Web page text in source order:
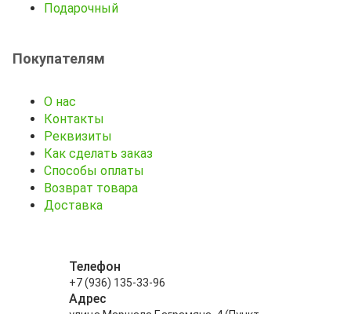
Подарочный
Покупателям
О нас
Контакты
Реквизиты
Как сделать заказ
Способы оплаты
Возврат товара
Доставка
Телефон
+7 (936) 135-33-96
Адрес